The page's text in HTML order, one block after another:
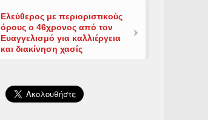
Ελεύθερος με περιοριστικούς
όρους ο 46χρονος από τον
Ευαγγελισμό για καλλιέργεια
και διακίνηση χασίς